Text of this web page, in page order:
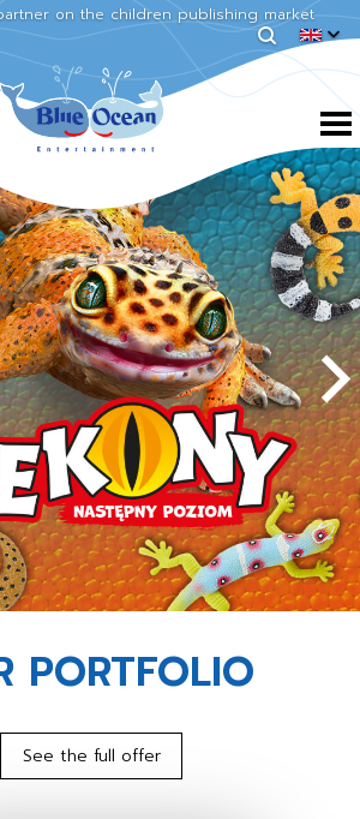
on the children publishing market
PORTFOLIO
See the full offer